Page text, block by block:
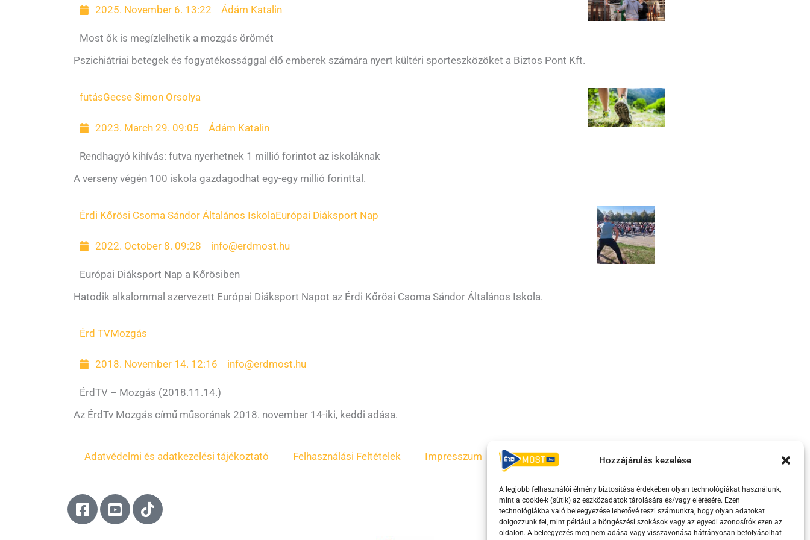
Hozzájárulás kezelése
A legjobb felhasználói élmény biztosítása érdekében olyan technológiákat használunk,
mint a cookie-k (sütik) az eszközadatok tárolására és/vagy elérésére. Ezen
technológiákba való beleegyezése lehetővé teszi számunkra, hogy olyan adatokat
dolgozzunk fel, mint például a böngészési szokások vagy az egyedi azonosítók ezen az
oldalon. A beleegyezés meg nem adása vagy visszavonása hátrányosan befolyásolhat
2025. November 6. 13:22 Ádám Katalin
Most ők is megízlelhetik a mozgás örömét
Pszichiátriai betegek és fogyatékossággal élő emberek számára nyert kültéri sporteszközöket a Biztos Pont Kft.
futásGecse Simon Orsolya
2023. March 29. 09:05 Ádám Katalin
Rendhagyó kihívás: futva nyerhetnek 1 millió forintot az iskoláknak
A verseny végén 100 iskola gazdagodhat egy-egy millió forinttal.
Érdi Kőrösi Csoma Sándor Általános IskolaEurópai Diáksport Nap
2022. October 8. 09:28 info@erdmost.hu
Európai Diáksport Nap a Kőrösiben
Hatodik alkalommal szervezett Európai Diáksport Napot az Érdi Kőrösi Csoma Sándor Általános Iskola.
Érd TVMozgás
2018. November 14. 12:16 info@erdmost.hu
ÉrdTV – Mozgás (2018.11.14.)
Az ÉrdTv Mozgás című műsorának 2018. november 14-iki, keddi adása.
Adatvédelmi és adatkezelési tájékoztató Felhasználási Feltételek Impresszum ÁSZF Irányelvek Moderálási szabályzat
F
a
Y
o
T
i